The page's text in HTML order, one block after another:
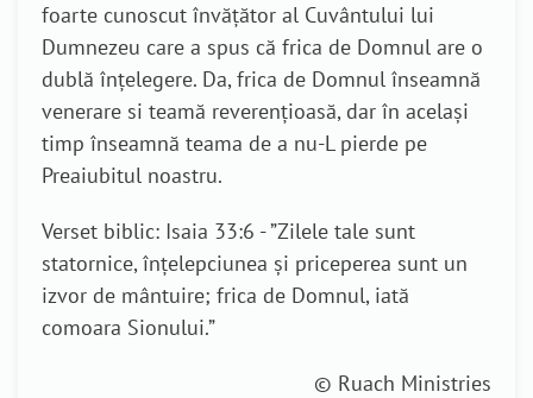
foarte cunoscut învățător al Cuvântului lui
Dumnezeu care a spus că frica de Domnul are o
dublă înțelegere. Da, frica de Domnul înseamnă
venerare si teamă reverențioasă, dar în același
timp înseamnă teama de a nu-L pierde pe
Preaiubitul noastru.
Verset biblic: Isaia 33:6 - ”Zilele tale sunt
statornice, înţelepciunea şi priceperea sunt un
izvor de mântuire; frica de Domnul, iată
comoara Sionului.”
© Ruach Ministries